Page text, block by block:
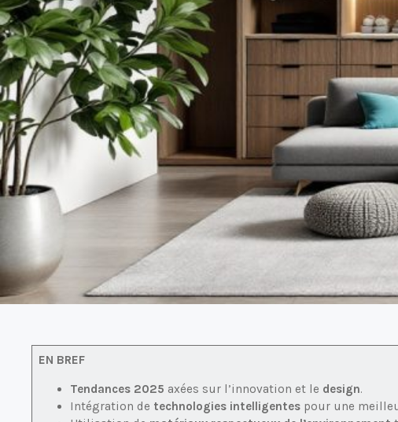
EN BREF
Tendances 2025 axées sur l’innovation et le design.
Intégration de technologies intelligentespour une